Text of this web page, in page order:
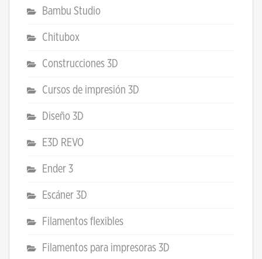
Bambu Studio
Chitubox
Construcciones 3D
Cursos de impresión 3D
Diseño 3D
E3D REVO
Ender 3
Escáner 3D
Filamentos flexibles
Filamentos para impresoras 3D